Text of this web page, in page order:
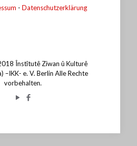
- Datenschutzerklärung
Înstîtutê Ziwan û Kulturê
–IKK- e. V. Berlin Alle Rechte
vorbehalten.